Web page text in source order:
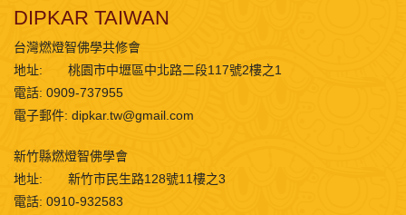
DIPKAR TAIWAN
台灣燃燈智佛學共修會
地址:
桃園市中壢區中北路二段117號2樓之1
電話: 0909-737955
電子郵件: dipkar.tw@gmail.com
新竹縣燃燈智佛學會
地址:
新竹市民生路128號11樓之3
電話: 0910-932583